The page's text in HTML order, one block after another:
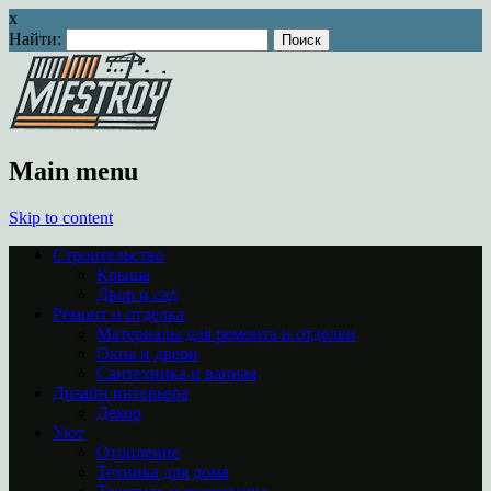
x
Найти:
Main menu
Skip to content
Строительство
Крыша
Двор и сад
Ремонт и отделка
Материалы для ремонта и отделки
Окна и двери
Сантехника и ванная
Дизайн интерьера
Декор
Уют
Отопление
Техника для дома